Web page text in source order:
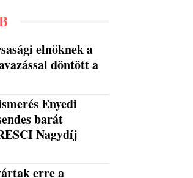
elnöknek a
döntött a
Enyedi
barát
Nagydíj
erre a